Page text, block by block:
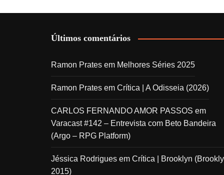
Últimos comentários
Ramon Prates em Melhores Séries 2025
Ramon Prates em Crítica | A Odisseia (2026)
CARLOS FERNANDO AMOR PASSOS em
Varacast #142 – Entrevista com Beto Bandeira
(Argo – RPG Platform)
Jéssica Rodrigues em Crítica | Brooklyn
2015)